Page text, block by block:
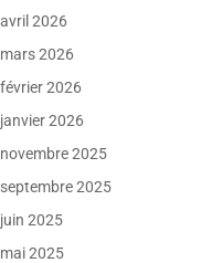
avril 2026
mars 2026
février 2026
janvier 2026
novembre 2025
septembre 2025
juin 2025
mai 2025